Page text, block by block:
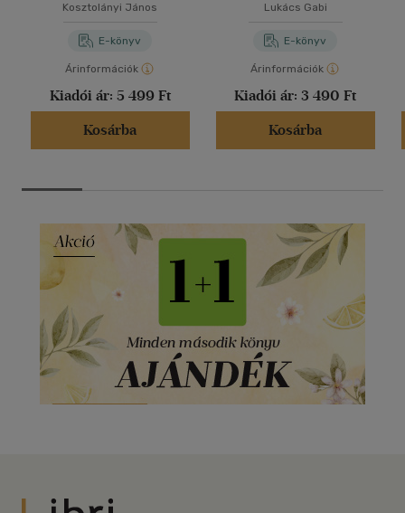
Kosztolányi János
E-könyv
Árinformációk
Kiadói ár: 5 499 Ft
Kosárba
Lukács Gabi
E-könyv
Árinformációk
Kiadói ár: 3 490 Ft
Kosárba